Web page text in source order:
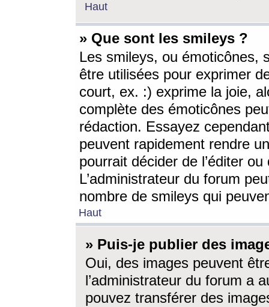
Haut
» Que sont les smileys ?
Les smileys, ou émoticônes,
être utilisées pour exprimer
court, ex. :) exprime la joie,
complète des émoticônes
rédaction. Essayez
peuvent rapidement rendre
pourrait décider de l’éditer
L’administrateur du forum
nombre de smileys qui
Haut
» Puis-je publier des
Oui, des images peuvent
l’administrateur du forum a
pouvez transférer des